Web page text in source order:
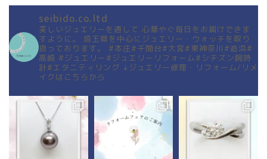
seibido.co.ltd
美しいジュエリーを通して 心華やぐ毎日をお届けできま
すように。
埼玉県を中心にジュエリー・ウォッチを取り
扱っております。
#本庄#千間台#大宮#東神奈川#追浜#
高崎 #ジュエリー#ジュエリーリフォーム#シチズン腕時
計#エタニティリング ↓ジュエリー修理・リフォーム/リメ
イクはこちらから